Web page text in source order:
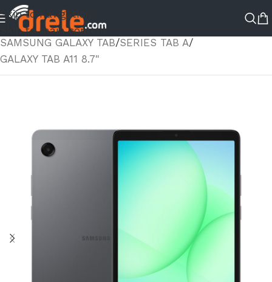
Skip to navigation
Skip to main content
ΑΡΧΙΚΉ ΣΕΛΊΔΑ/ΚΑΤΆΣΤΗΜΑ
SAMSUNG GALAXY TAB/SERIES TAB A/
GALAXY TAB A11 8.7"